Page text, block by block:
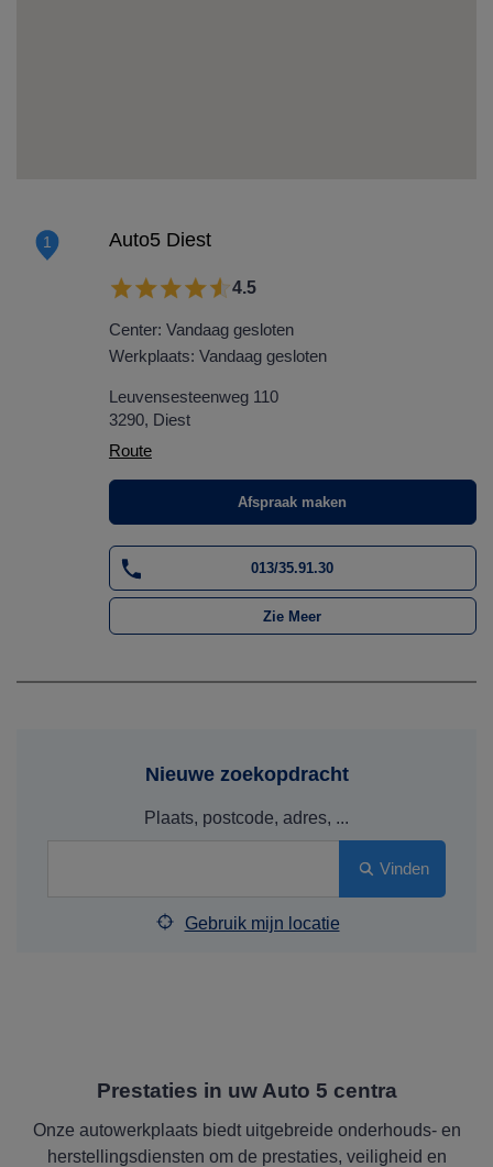
1 Auto5 Diest
4.5
Center: Vandaag gesloten
Werkplaats: Vandaag gesloten
Leuvensesteenweg 110
3290, Diest
Route
Afspraak maken
013/35.91.30
Zie Meer
Nieuwe zoekopdracht
Plaats, postcode, adres, ...
Vinden
Gebruik mijn locatie
Prestaties in uw Auto 5 centra
Onze autowerkplaats biedt uitgebreide onderhouds- en
herstellingsdiensten om de prestaties, veiligheid en